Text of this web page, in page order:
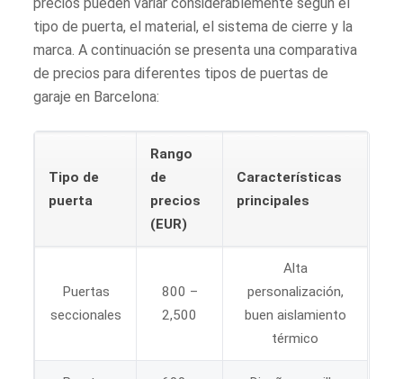
tipo de puerta, el material, el sistema de cierre y la
marca. A continuación se presenta una comparativa
de precios para diferentes tipos de puertas de
garaje en Barcelona:
Tipo de
puerta
Rango
de
precios
(EUR)
Características
principales
Puertas
seccionales
800 –
2,500
Alta
personalización,
buen aislamiento
térmico